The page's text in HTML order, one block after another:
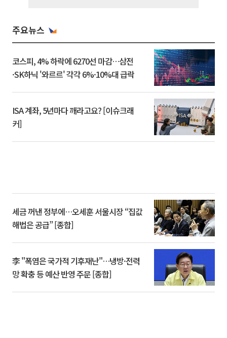
주요뉴스
코스피, 4% 하락에 6270선 마감…삼전
·SK하닉 '와르르' 각각 6%·10%대 급락
ISA 계좌, 5년마다 깨라고요? [이슈크래
커]
세금 꺼낸 정부에…오세훈 서울시장 “집값
해법은 공급” [종합]
李 "폭염은 국가적 기후재난"…냉방·전력
망 확충 등 예산 반영 주문 [종합]